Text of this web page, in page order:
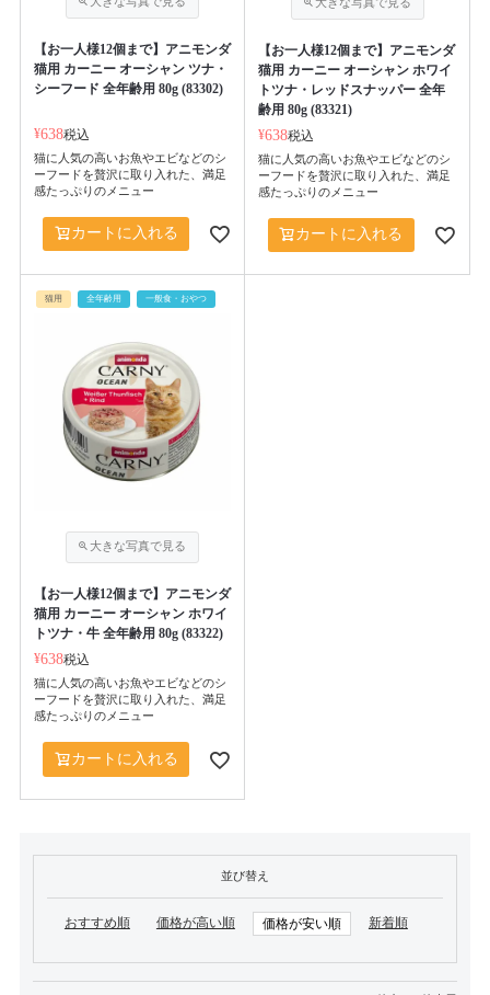
【お一人様12個まで】アニモンダ
猫用 カーニー オーシャン ツナ・
シーフード 全年齢用 80g (83302)
¥638税込
猫に人気の高いお魚やエビなどのシ
ーフードを贅沢に取り入れた、満足
感たっぷりのメニュー
カートに入れる
【お一人様12個まで】アニモンダ
猫用 カーニー オーシャン ホワイ
トツナ・レッドスナッパー 全年
齢用 80g (83321)
¥638税込
猫に人気の高いお魚やエビなどのシ
ーフードを贅沢に取り入れた、満足
感たっぷりのメニュー
カートに入れる
猫用 全年齢用 一般食・おやつ
【お一人様12個まで】アニモンダ
猫用 カーニー オーシャン ホワイ
トツナ・牛 全年齢用 80g (83322)
¥638税込
猫に人気の高いお魚やエビなどのシ
ーフードを贅沢に取り入れた、満足
感たっぷりのメニュー
カートに入れる
並び替え
おすすめ順 価格が高い順 価格が安い順 新着順